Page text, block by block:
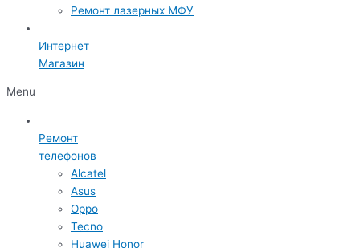
Ремонт лазерных МФУ
Интернет
Магазин
Menu
Ремонт
телефонов
Alcatel
Asus
Oppo
Tecno
Huawei Honor